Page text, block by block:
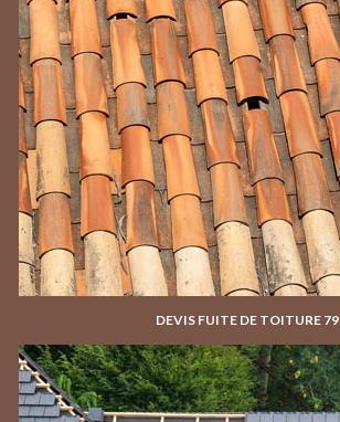
DEVIS FUITE DE TOITURE 79